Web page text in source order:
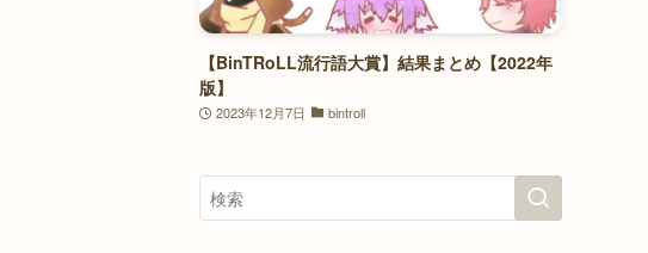
【BinTRoLL流行語大賞】結果まとめ【2022年
版】
2023年12月7日 bintroll